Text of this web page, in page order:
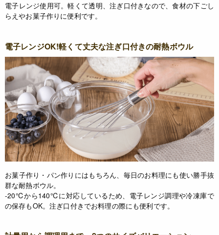
電子レンジ使用可。軽くて透明、注ぎ口付きなので、食材の下ごし
らえやお菓子作りに便利です。
電子レンジOK!軽くて丈夫な注ぎ口付きの耐熱ボウル
お菓子作り・パン作りにはもちろん、毎日のお料理にも使い勝手抜
群な耐熱ボウル。
-20℃から140℃に対応しているため、電子レンジ調理や冷凍庫で
の保存もOK。注ぎ口付きでお料理の際にも便利です。